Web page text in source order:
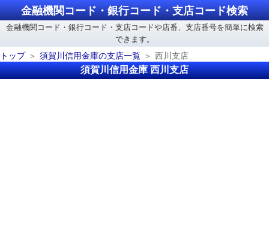
金融機関コード・銀行コード・支店コード検索
金融機関コード・銀行コード・支店コードや店番、支店番号を簡単に検索
できます。
トップ
須賀川信用金庫の支店一覧 西川支店
須賀川信用金庫 西川支店